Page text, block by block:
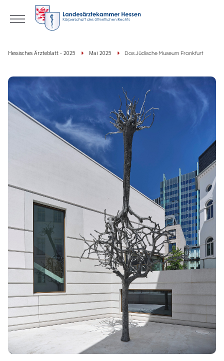
Hessisches Ärzteblatt - 2025 Mai 2025 Das Jüdische Museum Frankfurt